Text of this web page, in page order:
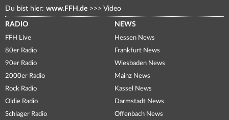
Du bist hier: www.FFH.de >>> Video
RADIO
FFH Live
80er Radio
90er Radio
2000er Radio
Rock Radio
Oldie Radio
Schlager Radio
NEWS
Hessen News
Frankfurt News
Wiesbaden News
Mainz News
Kassel News
Darmstadt News
Offenbach News